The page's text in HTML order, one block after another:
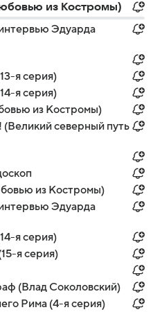
из Костромы)
Эдуарда
я серия)
я серия)
из Костромы)
(Великий северный путь
из Костромы)
Эдуарда
я серия)
я серия)
(Влад Соколовский)
Рима (4-я серия)